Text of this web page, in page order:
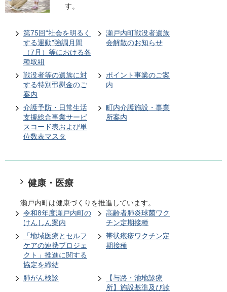
す。
第75回“社会を明るく
する運動”強調月間
（7月）等における各
種取組
瀬戸内町戦没者遺族
会解散のお知らせ
戦没者等の遺族に対
する特別弔慰金のご
案内
ポイント事業のご案
内
介護予防・日常生活
支援総合事業サービ
スコード表および単
位数表マスタ
町内介護施設・事業
所案内
健康・医療
瀬戸内町は健康づくりを推進しています。
令和8年度瀬戸内町の
けんしん案内
高齢者肺炎球菌ワク
チン定期接種
「地域医療とセルフ
ケアの連携プロジェ
クト」推進に関する
協定を締結
帯状疱疹ワクチン定
期接種
肺がん検診
【与路・池地診療
所】施設基準及び診